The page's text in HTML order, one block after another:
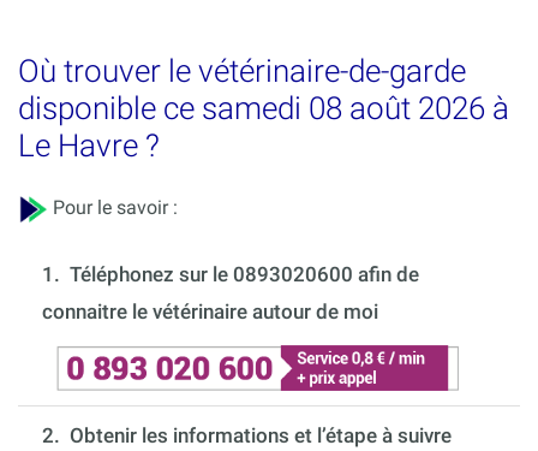
Où trouver le vétérinaire-de-garde
disponible ce samedi 08 août 2026 à
Le Havre ?
Pour le savoir :
1. Téléphonez sur le 0893020600 afin de
connaitre le vétérinaire autour de moi
2. Obtenir les informations et l’étape à suivre